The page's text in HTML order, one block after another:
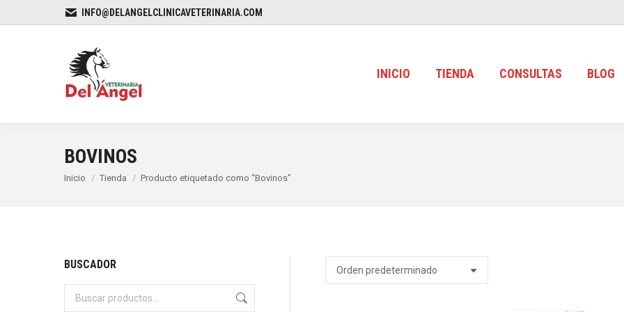
INFO@DELANGELCLINICAVETERINARIA.COM
INICIO TIENDA CONSULTAS BLOG
BOVINOS
Estás aquí:
Inicio Tienda Producto etiquetado como “Bovinos”
BUSCADOR